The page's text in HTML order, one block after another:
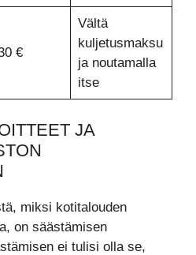
€
Vältä
kuljetusmaksu
ja noutamalla
itse
JA
miksi kotitalouden
on säästämisen
ei tulisi olla se,